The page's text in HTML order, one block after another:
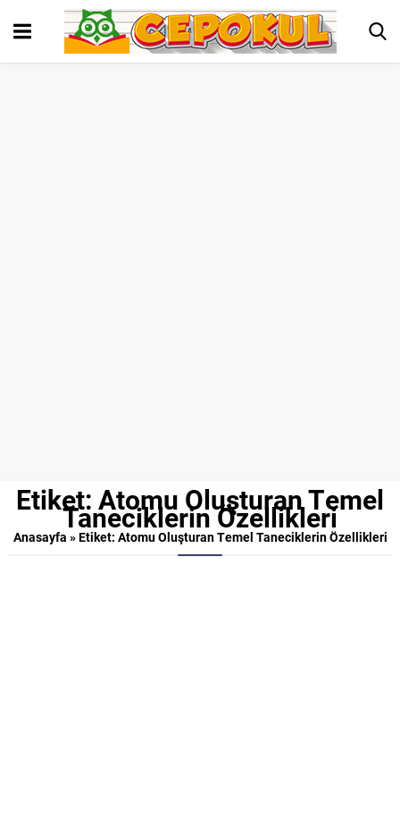
Etiket: Atomu Oluşturan Temel
Taneciklerin Özellikleri
Anasayfa »Etiket: Atomu Oluşturan Temel Taneciklerin Özellikleri